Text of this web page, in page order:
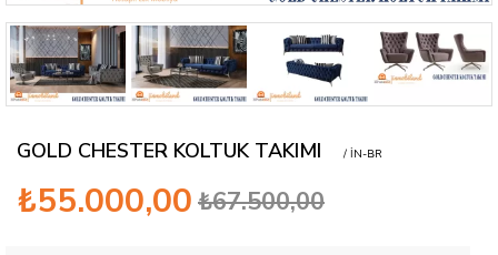
GOLD CHESTER KOLTUK TAKIMI / IN-BR
₺55.000,00 ₺67.500,00